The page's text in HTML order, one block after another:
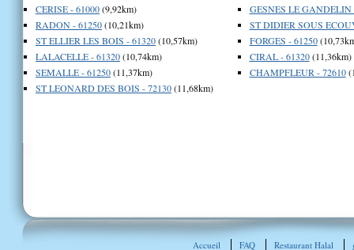
CERISE - 61000(9,92km)
RADON - 61250(10,21km)
ST ELLIER LES BOIS - 61320(10,57km)
LALACELLE - 61320(10,74km)
SEMALLE - 61250(11,37km)
ST LEONARD DES BOIS - 72130(11,68km)
GESNES LE GANDELIN
ST DIDIER SOUS
FORGES - 61250
CIRAL - 61320(11,36km)
CHAMPFLEUR - 72610
Accueil FAQ Restaurant Halal